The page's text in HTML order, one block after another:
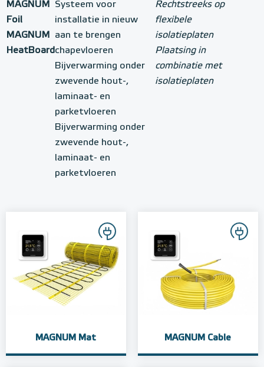
MAGNUM
Foil
MAGNUM
HeatBoard
Systeem voor
installatie in nieuw
aan te brengen
chapevloeren
Bijverwarming onder
zwevende hout-,
laminaat- en
parketvloeren
Bijverwarming onder
zwevende hout-,
laminaat- en
parketvloeren
Rechtstreeks op
flexibele
isolatieplaten
Plaatsing in
combinatie met
isolatieplaten
MAGNUM Mat MAGNUM Cable